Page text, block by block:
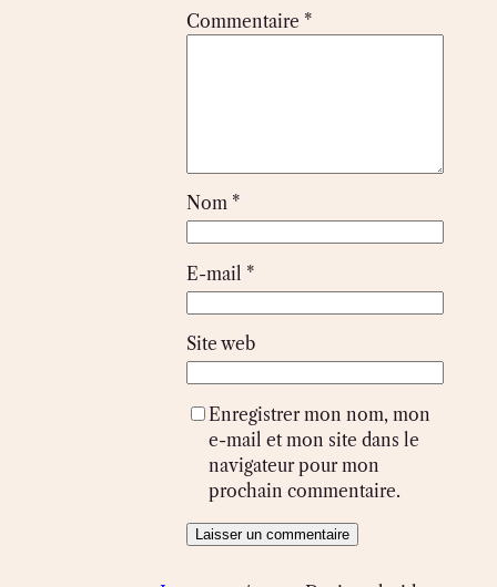
Commentaire *
Nom *
E-mail *
Site web
Enregistrer mon nom, mon
e-mail et mon site dans le
navigateur pour mon
prochain commentaire.